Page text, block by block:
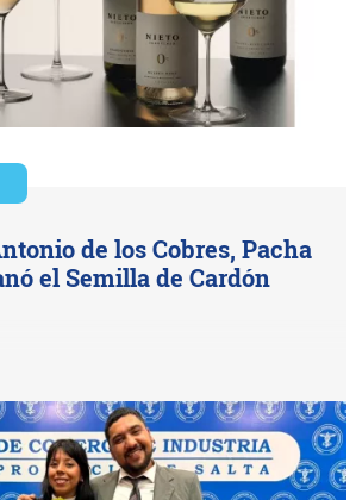
de los Cobres, Pacha
el Semilla de Cardón